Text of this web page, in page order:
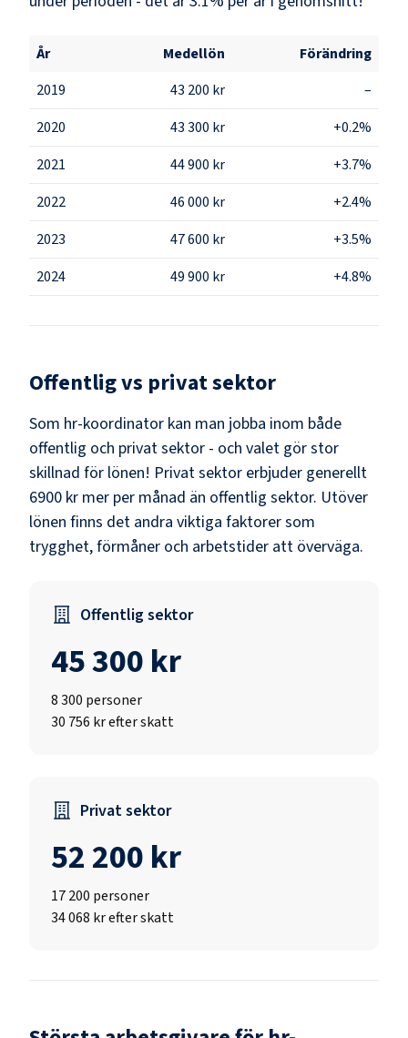
År Medellön
Förändring
2019
43 200 kr
–
2020
43 300 kr
+0.2%
2021
44 900 kr
+3.7%
2022
46 000 kr
+2.4%
2023
47 600 kr
+3.5%
2024
49 900 kr +4.8%
Offentlig vs privat sektor
Som hr-koordinator kan man jobba inom både
offentlig och privat sektor - och valet gör stor
skillnad för lönen! Privat sektor erbjuder generellt
6900 kr mer per månad än offentlig sektor. Utöver
lönen finns det andra viktiga faktorer som
trygghet, förmåner och arbetstider att överväga.
Offentlig sektor
45 300 kr
8 300 personer
30 756 kr efter skatt
Privat sektor
52 200 kr
17 200 personer
34 068 kr efter skatt